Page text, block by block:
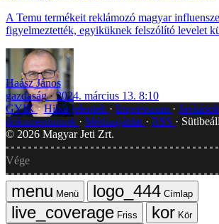
A Temu termékeit reklámozó magyar
figyelmeztették, egyiküknek felszólító levelet
Haász János
gazdaság
2024. március 13. 8:10
GYIK Hibát jelentek Impresszum
dokumentumok
Médiaajánlat RSS
© 2026 Magyar Jeti Zrt.
Vége
Menü
Címlap
Friss
Kör